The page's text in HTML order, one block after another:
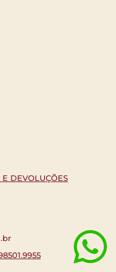
DEVOLUÇÕES